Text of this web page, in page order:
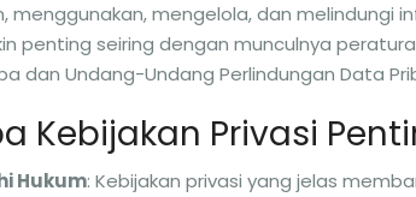
menggunakan, mengelola, dan melindungi
penting seiring dengan munculnya
dan Undang-Undang Perlindungan Data
Kebijakan Privasi
Hukum: Kebijakan privasi yang jelas